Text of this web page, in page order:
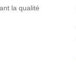
la qualité